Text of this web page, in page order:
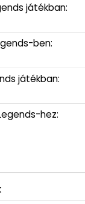
játékban:
ben:
játékban:
hez: